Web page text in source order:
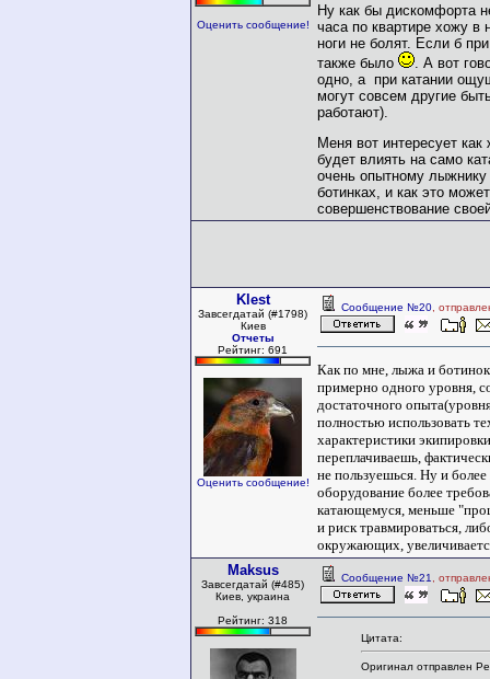
Оценить сообщение!
Ну как бы дискомфорта
часа по квартире хожу в
ноги не болят. Если б
также было
. А вот
одно, а при катании
могут совсем другие
работают).
Меня вот интересует как
будет влиять на само
очень опытному лыжнику
ботинках, и как это
совершенствование
Klest
Завсегдатай (#1798)
Киев
Отчеты
Рейтинг: 691
Оценить сообщение!
Сообщение №20 ,
Как по мне, лыжа и
примерно одного уровня,
достаточного
полностью использовать
характеристики
переплачиваешь,
не пользуешься. Ну и более
оборудование более
катающемуся, меньше
и риск травмироваться,
окружающих,
Maksus
Завсегдатай (#485)
Киев, украина
Рейтинг: 318
Сообщение №21 ,
Цитата:
Оригинал отправлен